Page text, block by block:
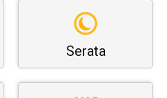
Serata